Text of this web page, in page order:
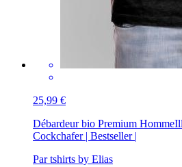
25,99 €
Débardeur bio Premium Homme
Cockchafer | Bestseller |
Par tshirts by Elias